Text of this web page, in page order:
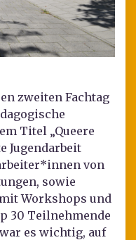
zweiten Fachtag
Titel „Queere
Jugendarbeit
von
sowie
Workshops und
30 Teilnehmende
es wichtig, auf